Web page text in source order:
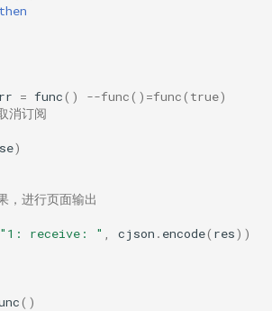
then
= func()
--func()=func(true)
消订阅
)
进行页面输出
"1: receive: " cjson . encode( res))
()